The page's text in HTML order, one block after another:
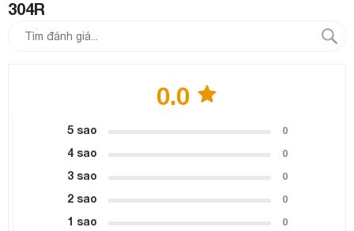
304R
0.0
5 sao 0
4 sao 0
3 sao 0
2 sao 0
1 sao 0